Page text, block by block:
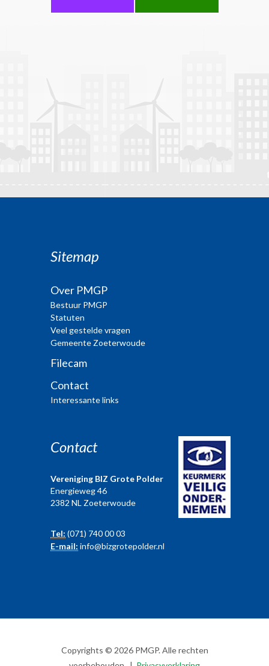
Sitemap
Over PMGP
Bestuur PMGP
Statuten
Veel gestelde vragen
Gemeente Zoeterwoude
Filecam
Contact
Interessante links
Contact
Vereniging BIZ Grote Polder
Energieweg 46
2382 NL Zoeterwoude
Tel: (071) 740 00 03
E-mail: info@bizgrotepolder.nl
Copyrights © 2026 PMGP. Alle rechten